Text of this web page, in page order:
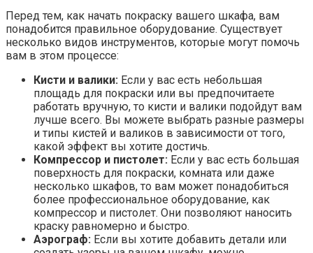
Перед тем, как начать покраску вашего шкафа, вам
понадобится правильное оборудование. Существует
несколько видов инструментов, которые могут помочь
вам в этом процессе:
Кисти и валики: Если у вас есть небольшая
площадь для покраски или вы предпочитаете
работать вручную, то кисти и валики подойдут вам
лучше всего. Вы можете выбрать разные размеры
и типы кистей и валиков в зависимости от того,
какой эффект вы хотите достичь.
Компрессор и пистолет: Если у вас есть большая
поверхность для покраски, комната или даже
несколько шкафов, то вам может понадобиться
более профессиональное оборудование, как
компрессор и пистолет. Они позволяют наносить
краску равномерно и быстро.
Аэрограф: Если вы хотите добавить детали или